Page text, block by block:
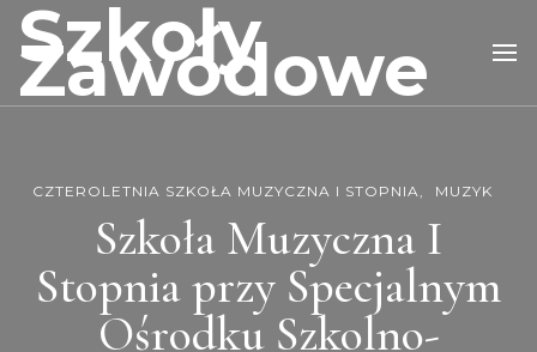
Szkoły
Zawodowe
CZTEROLETNIA SZKOŁA MUZYCZNA I STOPNIA MUZYK
Szkoła Muzyczna I
Stopnia przy Specjalnym
Ośrodku Szkolno-